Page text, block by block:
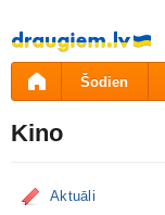
Pāriet
uz
saturu
Šodien
Kino
Aktuāli